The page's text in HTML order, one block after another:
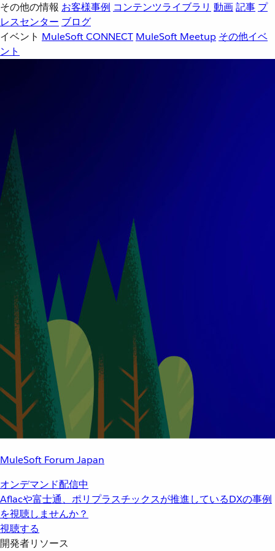
その他の情報 お客様事例 コンテンツライブラリ 動画記事 プ
レスセンター ブログ
イベント MuleSoft CONNECT MuleSoft Meetup その他イベ
ント
MuleSoft Forum Japan
オンデマンド配信中
Aflacや富士通、ポリプラスチックスが推進しているDXの事例
を視聴しませんか？
視聴する
開発者リソース